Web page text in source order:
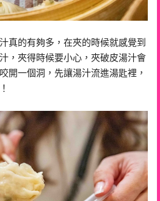
真的有夠多，在夾的時候就感覺到
，夾得時候要小心，夾破皮湯汁會
開一個洞，先讓湯汁流進湯匙裡，